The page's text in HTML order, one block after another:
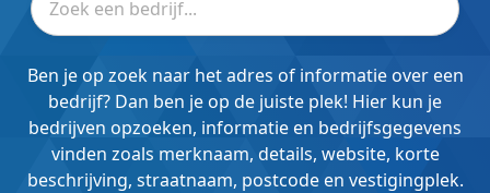
Ben je op zoek naar het adres of informatie over een
bedrijf? Dan ben je op de juiste plek! Hier kun je
bedrijven opzoeken, informatie en bedrijfsgegevens
vinden zoals merknaam, details, website, korte
beschrijving, straatnaam, postcode en vestigingplek.